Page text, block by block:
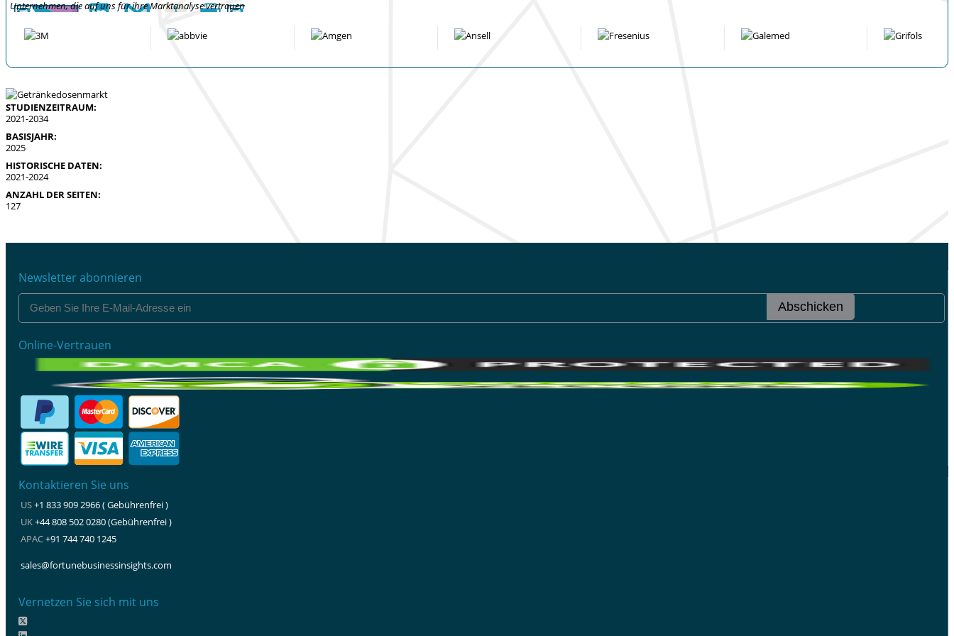
Unternehmen, die auf uns für ihre Marktanalyse vertrauen
STUDIENZEITRAUM:
2021-2034
BASISJAHR:
2025
HISTORISCHE DATEN:
2021-2024
ANZAHL DER SEITEN:
127
Newsletter abonnieren
Abschicken
Online-Vertrauen
Kontaktieren Sie uns
US+1 833 909 2966 ( Gebührenfrei )
UK+44 808 502 0280 (Gebührenfrei )
APAC+91 744 740 1245
sales@fortunebusinessinsights.com
Vernetzen Sie sich mit uns